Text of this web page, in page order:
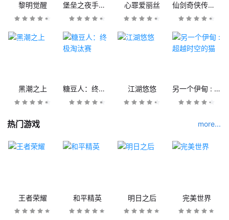
黎明觉醒 堡垒之夜手机版 心罪爱丽丝 仙剑奇侠传九野
黑潮之上 糖豆人：终极淘汰赛 江湖悠悠 另一个伊甸 : 超越时空的猫
热门游戏 more...
王者荣耀 和平精英 明日之后 完美世界